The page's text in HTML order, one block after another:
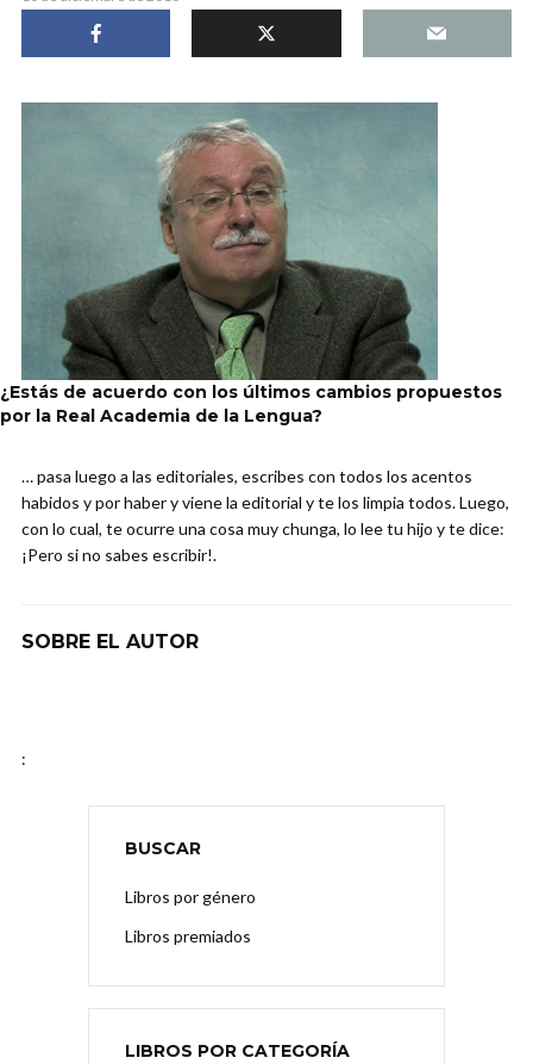
¿Estás de acuerdo con los últimos cambios propuestos
por la Real Academia de la Lengua?
… pasa luego a las editoriales, escribes con todos los acentos
habidos y por haber y viene la editorial y te los limpia todos. Luego,
con lo cual, te ocurre una cosa muy chunga, lo lee tu hijo y te dice:
¡Pero si no sabes escribir!.
SOBRE EL AUTOR
:
BUSCAR
Libros por género
Libros premiados
LIBROS POR CATEGORÍA